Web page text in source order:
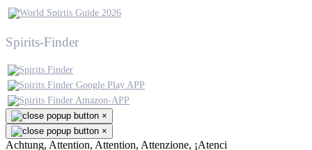
Spirits-Finder
×
×
Achtung, Attention, Attention, Attenzione, ¡Atenci